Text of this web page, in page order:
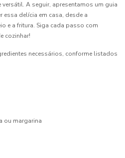
A seguir, apresentamos um guia
delícia em casa, desde a
e a fritura. Siga cada passo com
cozinhar!
necessários, conforme listados
ou margarina